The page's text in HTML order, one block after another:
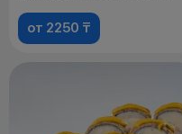
от 2250 ₸